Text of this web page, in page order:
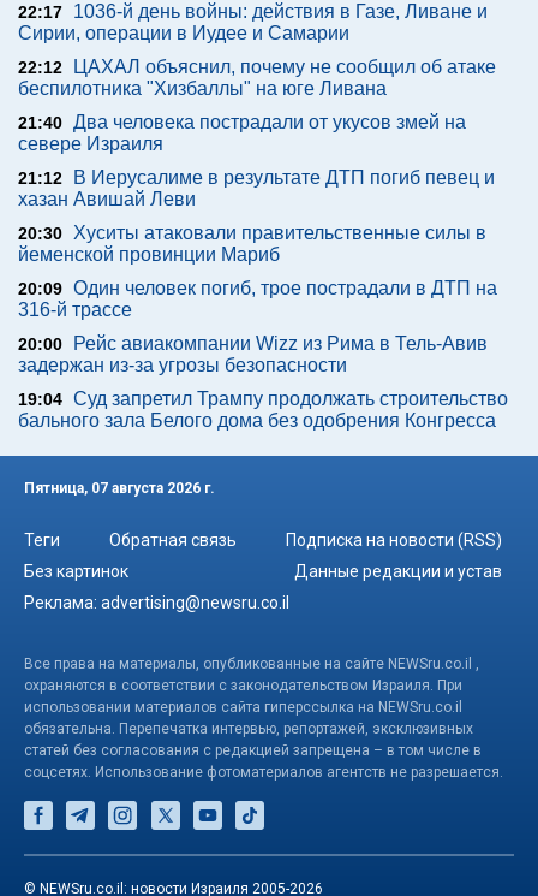
22:17
1036-й день войны: действия в Газе, Ливане и
Сирии, операции в Иудее и Самарии
22:12
ЦАХАЛ объяснил, почему не сообщил об атаке
беспилотника "Хизбаллы" на юге Ливана
21:40 Два человека пострадали от укусов змей на
севере Израиля
21:12
В Иерусалиме в результате ДТП погиб певец и
хазан Авишай Леви
20:30
Хуситы атаковали правительственные силы в
йеменской провинции Мариб
20:09 Один человек погиб, трое пострадали в ДТП на
316-й трассе
20:00
Рейс авиакомпании Wizz из Рима в Тель-Авив
задержан из-за угрозы безопасности
19:04 Суд запретил Трампу продолжать строительство
бального зала Белого дома без одобрения Конгресса
Пятница, 07 августа 2026 г.
Теги Обратная связь
Подписка на новости (RSS)
Без картинок
Данные редакции и устав
Реклама: advertising@newsru.co.il
Все права на материалы, опубликованные на сайте NEWSru.co.il ,
охраняются в соответствии с законодательством Израиля. При
использовании материалов сайта гиперссылка на NEWSru.co.il
обязательна. Перепечатка интервью, репортажей, эксклюзивных
статей без согласования с редакцией запрещена – в том числе в
соцсетях. Использование фотоматериалов агентств не разрешается.
© NEWSru.co.il: новости Израиля 2005-2026